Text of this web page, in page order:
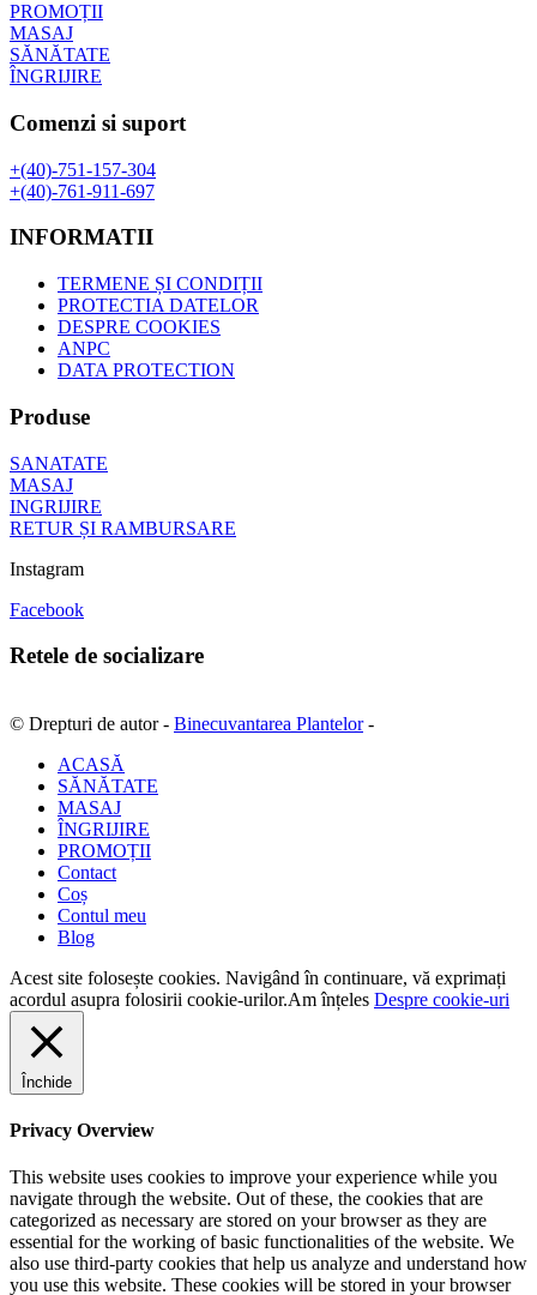
PROMOȚII
MASAJ
SĂNĂTATE
ÎNGRIJIRE
Comenzi si suport
+(40)-751-157-304
+(40)-761-911-697
INFORMATII
TERMENE ȘI CONDIȚII
PROTECTIA DATELOR
DESPRE COOKIES
ANPC
DATA PROTECTION
Produse
SANATATE
MASAJ
INGRIJIRE
RETUR ȘI RAMBURSARE
Instagram
Facebook
Retele de socializare
© Drepturi de autor - Binecuvantarea Plantelor-
ACASĂ
SĂNĂTATE
MASAJ
ÎNGRIJIRE
PROMOȚII
Contact
Coș
Contul meu
Blog
Acest site folosește cookies. Navigând în continuare, vă exprimați
acordul asupra folosirii cookie-urilor.Am înțeles Despre cookie-uri
Închide
Privacy Overview
This website uses cookies to improve your experience while you
navigate through the website. Out of these, the cookies that are
categorized as necessary are stored on your browser as they are
essential for the working of basic functionalities of the website. We
also use third-party cookies that help us analyze and understand how
you use this website. These cookies will be stored in your browser